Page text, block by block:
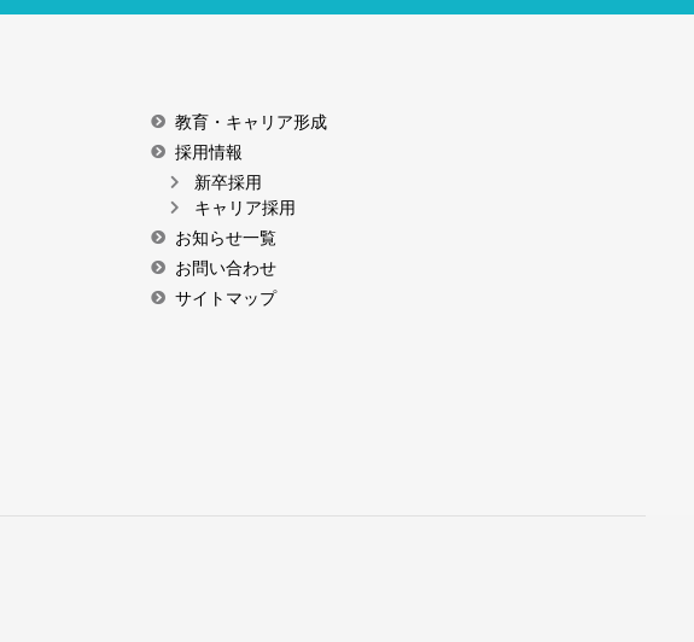
教育・キャリア形成
採用情報
新卒採用
キャリア採用
お知らせ一覧
お問い合わせ
サイトマップ